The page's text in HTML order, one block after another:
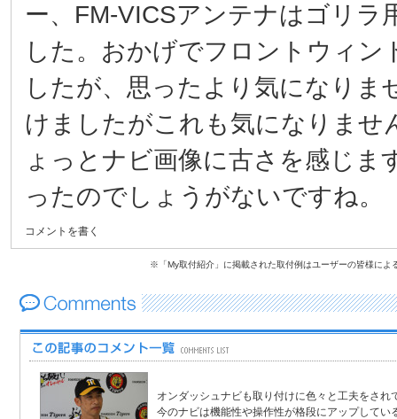
ー、FM-VICSアンテナはゴリ
した。おかげでフロントウィ
したが、思ったより気になり
けましたがこれも気になりませ
ょっとナビ画像に古さを感じ
ったのでしょうがないですね。
コメントを書く
※「My取付紹介」に掲載された取付例はユーザーの皆様によ
オンダッシュナビも取り付けに色々と工夫をされ
今のナビは機能性や操作性が格段にアップしてい